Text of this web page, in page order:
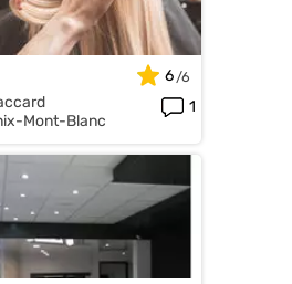
Mont-Blanc
6
1